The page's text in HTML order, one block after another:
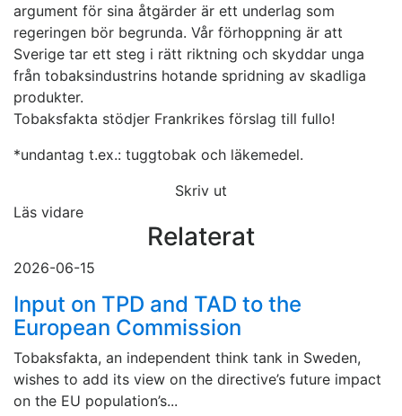
argument för sina åtgärder är ett underlag som
regeringen bör begrunda. Vår förhoppning är att
Sverige tar ett steg i rätt riktning och skyddar unga
från tobaksindustrins hotande spridning av skadliga
produkter.
Tobaksfakta stödjer Frankrikes förslag till fullo!
*undantag t.ex.: tuggtobak och läkemedel.
Skriv ut
Läs vidare
Relaterat
2026-06-15
Input on TPD and TAD to the
European Commission
Tobaksfakta, an independent think tank in Sweden,
wishes to add its view on the directive’s future impact
on the EU population’s...